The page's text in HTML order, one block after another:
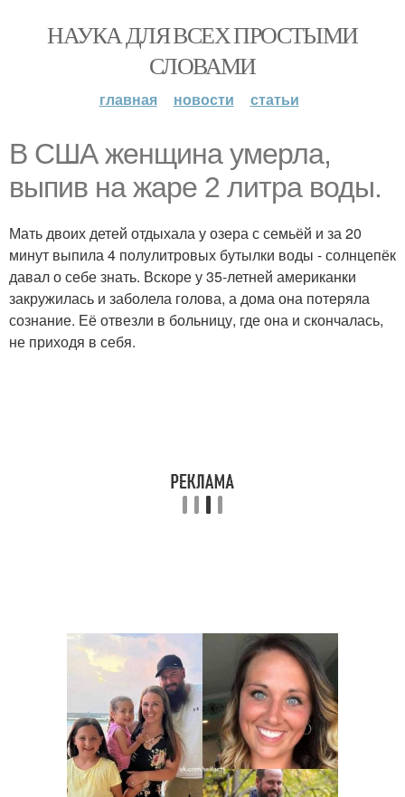
НАУКА ДЛЯ ВСЕХ ПРОСТЫМИ
СЛОВАМИ
главная новости статьи
В США женщина умерла,
выпив на жаре 2 литра воды.
Мать двоих детей отдыхала у озера с семьёй и за 20
минут выпила 4 полулитровых бутылки воды - солнцепёк
давал о себе знать. Вскоре у 35-летней американки
закружилась и заболела голова, а дома она потеряла
сознание. Её отвезли в больницу, где она и скончалась,
не приходя в себя.